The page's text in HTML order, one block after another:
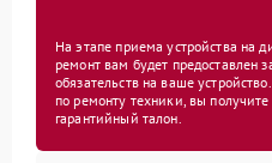
На этапе приема устройства на
ремонт вам будет предоставлен
обязательств на ваше
по ремонту техники, вы
гарантийный талон.